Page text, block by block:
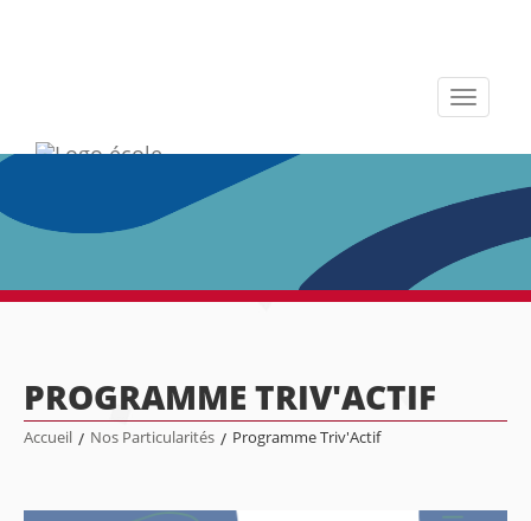
Toggle
PROGRAMME TRIV'ACTIF
Accueil / Nos Particularités / Programme Triv'Actif